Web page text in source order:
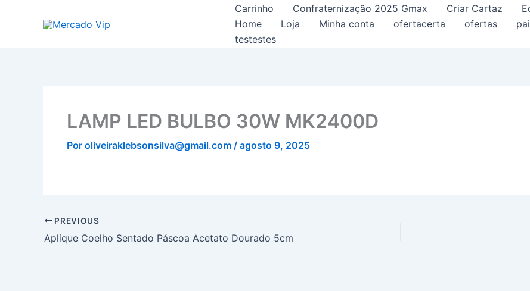
Carrinho Confraternização 2025 Gmax Criar Cartaz
Home
Loja Minha conta ofertacerta ofertas
testestes
LAMP LED BULBO 30W MK2400D
Por oliveiraklebsonsilva@gmail.com / agosto 9, 2025
PREVIOUS
Aplique Coelho Sentado Páscoa Acetato Dourado 5cm